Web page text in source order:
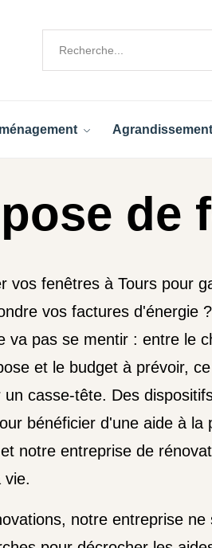
Agrandissement
de
vos fenêtres à Tours pour
vos factures d'énergie
va pas se mentir : entre le
et le budget à prévoir,
un casse-tête. Des
bénéficier d'une aide à la
notre entreprise de
vie.
notre entreprise